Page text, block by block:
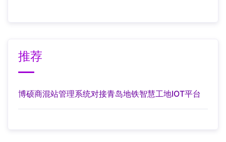
推荐
博硕商混站管理系统对接青岛地铁智慧工地IOT平台